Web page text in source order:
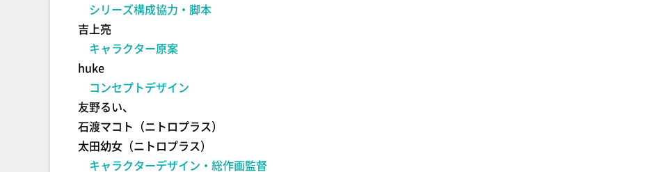
シリーズ構成協力・脚本
吉上亮
キャラクター原案
huke
コンセプトデザイン
友野るい、
石渡マコト（ニトロプラス）
太田幼女（ニトロプラス）
キャラクターデザイン・総作画監督